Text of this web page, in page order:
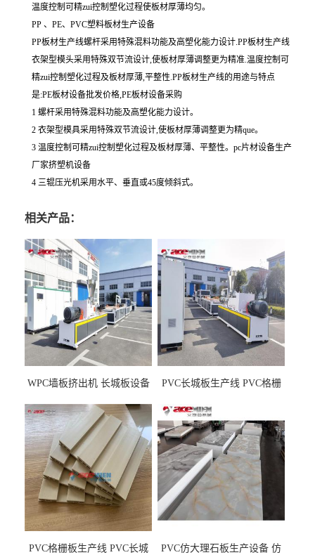
温度控制可精zui控制塑化过程使板材厚薄均匀。
PP 、PE、PVC塑料板材生产设备
PP板材生产线螺杆采用特殊混料功能及高塑化能力设计.PP板材生产线
衣架型模头采用特殊双节流设计,使板材厚薄调整更为精准.温度控制可
精zui控制塑化过程及板材厚薄,平整性.PP板材生产线的用途与特点
是:PE板材设备批发价格,PE板材设备采购
1 螺杆采用特殊混料功能及高塑化能力设计。
2 衣架型模具采用特殊双节流设计,使板材厚薄调整更为精que。
3 温度控制可精zui控制塑化过程及板材厚薄、平整性。pc片材设备生产
厂家挤塑机设备
4 三辊压光机采用水平、垂直或45度倾斜式。
相关产品：
WPC墙板挤出机 长城板设备
PVC长城板生产线 PVC格栅
PVC格栅板生产线 PVC长城
PVC仿大理石板生产设备 仿